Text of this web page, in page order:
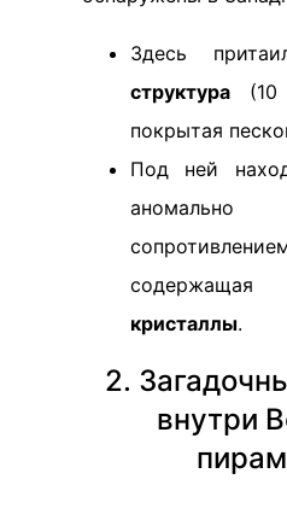
Здесь
структура (10
покрытая
Под ней
кристаллы.
2.
внутри